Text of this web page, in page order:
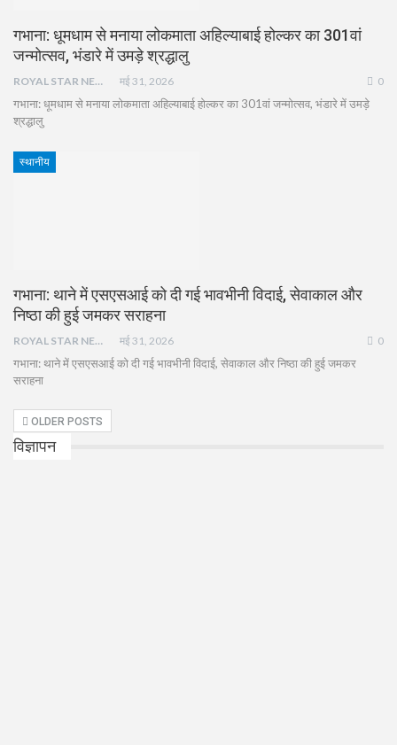
गभाना: धूमधाम से मनाया लोकमाता अहिल्याबाई होल्कर का 301वां
जन्मोत्सव, भंडारे में उमड़े श्रद्धालु
ROYAL STAR NEWS मई 31, 2026 0
गभाना: धूमधाम से मनाया लोकमाता अहिल्याबाई होल्कर का 301वां जन्मोत्सव, भंडारे में उमड़े
श्रद्धालु
स्थानीय
गभाना: थाने में एसएसआई को दी गई भावभीनी विदाई, सेवाकाल और
निष्ठा की हुई जमकर सराहना
ROYAL STAR NEWS मई 31, 2026 0
गभाना: थाने में एसएसआई को दी गई भावभीनी विदाई, सेवाकाल और निष्ठा की हुई जमकर
सराहना
OLDER POSTS
विज्ञापन